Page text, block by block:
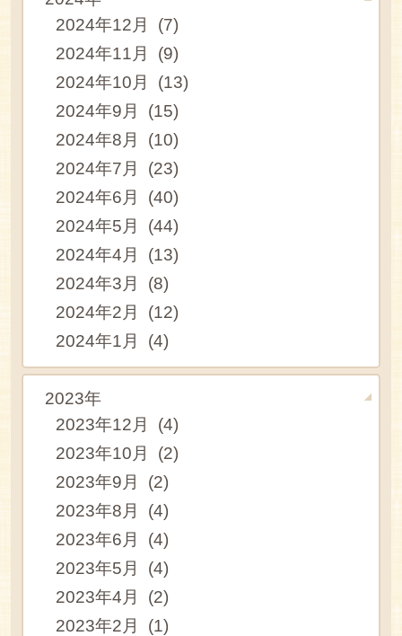
2024年12月 (7)
2024年11月 (9)
2024年10月 (13)
2024年9月 (15)
2024年8月 (10)
2024年7月 (23)
2024年6月 (40)
2024年5月 (44)
2024年4月 (13)
2024年3月 (8)
2024年2月 (12)
2024年1月 (4)
2023年
2023年12月 (4)
2023年10月 (2)
2023年9月 (2)
2023年8月 (4)
2023年6月 (4)
2023年5月 (4)
2023年4月 (2)
2023年2月 (1)